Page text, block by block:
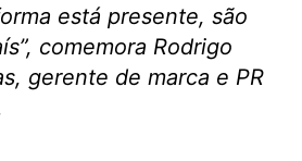
está presente, são
comemora Rodrigo
gerente de marca e PR